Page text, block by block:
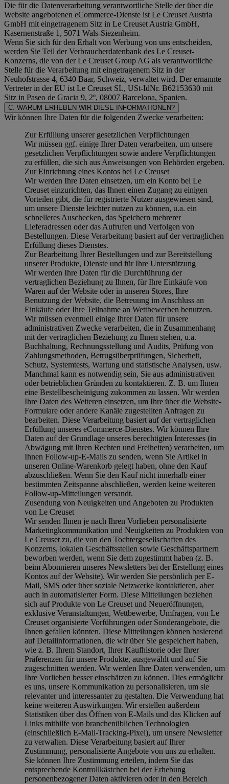
Die für die Datenverarbeitung verantwortliche Stelle der über die
Website angebotenen eCommerce-Dienste ist Le Creuset Austria
GmbH mit eingetragenem Sitz in Le Creuset Austria GmbH,
Kasernenstraße 1, 5071 Wals-Siezenheim.
Wenn Sie sich für den Erhalt von Werbung von uns entscheiden,
werden Sie Teil der Verbraucherdatenbank des Le Creuset-
Konzerns, die von der Le Creuset Group AG als verantwortliche
Stelle für die Verarbeitung mit eingetragenem Sitz in der
Neuhofstrasse 4, 6340 Baar, Schweiz, verwaltet wird. Der ernannte
Vertreter in der EU ist Le Creuset SL, USt-IdNr. B62153630 mit
Sitz in Paseo de Gracia 9, 2º, 08007 Barcelona, Spanien.
C. WARUM ERHEBEN WIR DIESE INFORMATIONEN?
Wir können Ihre Daten für die folgenden Zwecke verarbeiten:
Zur Erfüllung unserer gesetzlichen Verpflichtungen
Wir müssen ggf. einige Ihrer Daten verarbeiten, um unsere
gesetzlichen Verpflichtungen sowie andere Verpflichtungen
zu erfüllen, die sich aus Anweisungen von Behörden ergeben.
Zur Einrichtung eines Kontos bei Le Creuset
Wir werden Ihre Daten einsetzen, um ein Konto bei Le
Creuset einzurichten, das Ihnen einen Zugang zu einigen
Vorteilen gibt, die für registrierte Nutzer ausgewiesen sind,
um unsere Dienste leichter nutzen zu können, u.a. ein
schnelleres Auschecken, das Speichern mehrerer
Lieferadressen oder das Aufrufen und Verfolgen von
Bestellungen. Diese Verarbeitung basiert auf der vertraglichen
Erfüllung dieses Dienstes.
Zur Bearbeitung Ihrer Bestellungen und zur Bereitstellung
unserer Produkte, Dienste und für Ihre Unterstützung
Wir werden Ihre Daten für die Durchführung der
vertraglichen Beziehung zu Ihnen, für Ihre Einkäufe von
Waren auf der Website oder in unseren Stores, Ihre
Benutzung der Website, die Betreuung im Anschluss an
Einkäufe oder Ihre Teilnahme an Wettbewerben benutzen.
Wir müssen eventuell einige Ihrer Daten für unsere
administrativen Zwecke verarbeiten, die in Zusammenhang
mit der vertraglichen Beziehung zu Ihnen stehen, u.a.
Buchhaltung, Rechnungsstellung und Audits, Prüfung von
Zahlungsmethoden, Betrugsüberprüfungen, Sicherheit,
Schutz, Systemtests, Wartung und statistische Analysen, usw.
Manchmal kann es notwendig sein, Sie aus administrativen
oder betrieblichen Gründen zu kontaktieren. Z. B. um Ihnen
eine Bestellbescheinigung zukommen zu lassen. Wir werden
Ihre Daten des Weiteren einsetzen, um Ihre über die Website-
Formulare oder andere Kanäle zugestellten Anfragen zu
bearbeiten. Diese Verarbeitung basiert auf der vertraglichen
Erfüllung unseres eCommerce-Dienstes. Wir können Ihre
Daten auf der Grundlage unseres berechtigten Interesses (in
Abwägung mit Ihren Rechten und Freiheiten) verarbeiten, um
Ihnen Follow-up-E-Mails zu senden, wenn Sie Artikel in
unseren Online-Warenkorb gelegt haben, ohne den Kauf
abzuschließen. Wenn Sie den Kauf nicht innerhalb einer
bestimmten Zeitspanne abschließen, werden keine weiteren
Follow-up-Mitteilungen versandt.
Zusendung von Neuigkeiten und Angeboten zu Produkten
von Le Creuset
Wir senden Ihnen je nach Ihren Vorlieben personalisierte
Marketingkommunikation und Neuigkeiten zu Produkten von
Le Creuset zu, die von den Tochtergesellschaften des
Konzerns, lokalen Geschäftsstellen sowie Geschäftspartnern
beworben werden, wenn Sie dem zugestimmt haben (z. B.
beim Abonnieren unseres Newsletters bei der Erstellung eines
Kontos auf der Website). Wir werden Sie persönlich per E-
Mail, SMS oder über soziale Netzwerke kontaktieren, aber
auch in automatisierter Form. Diese Mitteilungen beziehen
sich auf Produkte von Le Creuset und Neueröffnungen,
exklusive Veranstaltungen, Wettbewerbe, Umfragen, von Le
Creuset organisierte Vorführungen oder Sonderangebote, die
Ihnen gefallen könnten. Diese Mitteilungen können basierend
auf Detailinformationen, die wir über Sie gespeichert haben,
wie z. B. Ihrem Standort, Ihrer Kaufhistorie oder Ihrer
Präferenzen für unsere Produkte, ausgewählt und auf Sie
zugeschnitten werden. Wir werden Ihre Daten verwenden, um
Ihre Vorlieben besser einschätzen zu können. Dies ermöglicht
es uns, unsere Kommunikation zu personalisieren, um sie
relevanter und interessanter zu gestalten. Die Verwendung hat
keine weiteren Auswirkungen. Wir erstellen außerdem
Statistiken über das Öffnen von E-Mails und das Klicken auf
Links mithilfe von branchenüblichen Technologien
(einschließlich E-Mail-Tracking-Pixel), um unsere Newsletter
zu verwalten. Diese Verarbeitung basiert auf Ihrer
Zustimmung, personalisierte Angebote von uns zu erhalten.
Sie können Ihre Zustimmung erteilen, indem Sie das
entsprechende Kontrollkästchen bei der Erhebung
personenbezogener Daten aktivieren oder in den Bereich